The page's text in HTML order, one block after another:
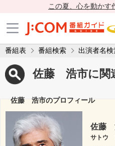
この夏、心を動かす
番組表 番組検索 出演者名検
佐藤 浩市に関
佐藤 浩市のプロフィール
佐藤
サトウ